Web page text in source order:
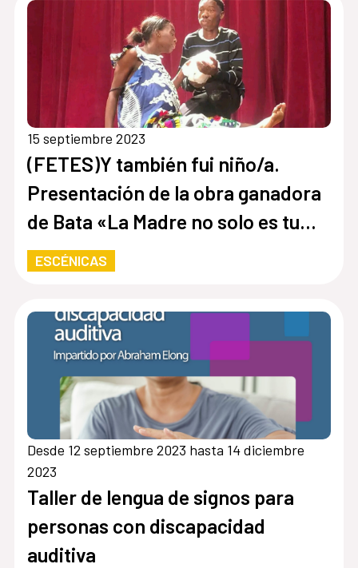
15 septiembre 2023
(FETES)Y también fui niño/a.
Presentación de la obra ganadora
de Bata «La Madre no solo es tu
progenitora»
ESCÉNICAS
Desde 12 septiembre 2023 hasta 14 diciembre
2023
Taller de lengua de signos para
personas con discapacidad
auditiva